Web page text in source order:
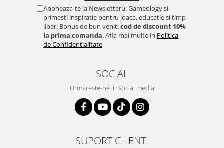
Aboneaza-te la Newsletterul Gameology si
primesti inspiratie pentru joaca, educatie si timp
liber. Bonus de bun venit:cod de discount 10%
la prima comanda. Afla mai multe in Politica
de Confidentialitate
SOCIAL
Urmareste-ne in social media
SUPORT CLIENTI